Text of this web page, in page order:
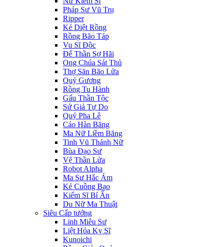
Pháp Sư Vũ Trụ
Ripper
Kẻ Diệt Rồng
Rồng Bão Táp
Vu Sĩ Độc
Đế Thần Sợ Hãi
Ong Chúa Sát Thủ
Thợ Săn Bão Lửa
Quỷ Gương
Rồng Tu Hành
Gấu Thần Tộc
Sứ Giả Tự Do
Quỷ Pha Lê
Cáo Hàn Băng
Ma Nữ Liềm Băng
Tinh Vũ Thánh Nữ
Bùa Đạo Sư
Vệ Thần Lửa
Robot Alpha
Ma Sư Hắc Ám
Kẻ Cuồng Bạo
Kiếm Sĩ Bí Ẩn
Du Nữ Ma Thuật
Siêu Cấp tướng
Linh Miêu Sư
Liệt Hỏa Kỵ Sĩ
Kunoichi